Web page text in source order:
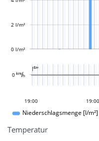
0 l/m²
2 l/m²

0 
19:00
16:00
13:00
10:00
20:00
21:00 19:00
Niederschlagsmenge [l/m²]
Temperatur